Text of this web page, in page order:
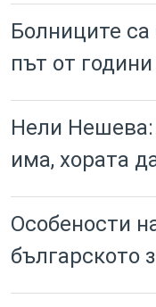
Болниците
път от години
Нели Нешева:
има, хората
Особености
българското